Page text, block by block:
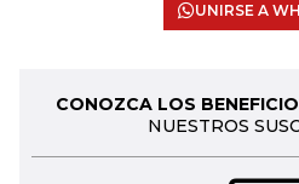
UNIRSE A
CONOZCA LOS
NUESTROS